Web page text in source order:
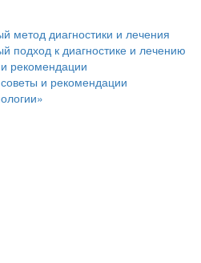
метод диагностики и лечения
подход к диагностике и лечению
рекомендации
и рекомендации